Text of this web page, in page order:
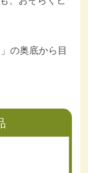
の奥底から目